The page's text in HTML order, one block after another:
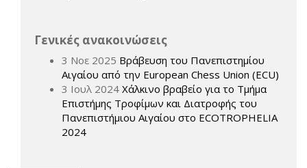
Γενικές ανακοινώσεις
3 Νοε 2025 Βράβευση του Πανεπιστημίου
Αιγαίου από την European Chess Union (ECU)
3 Ιουλ 2024 Χάλκινο βραβείο για το Τμήμα
Επιστήμης Τροφίμων και Διατροφής του
Πανεπιστήμιου Αιγαίου στο ECOTROPHELIA
2024